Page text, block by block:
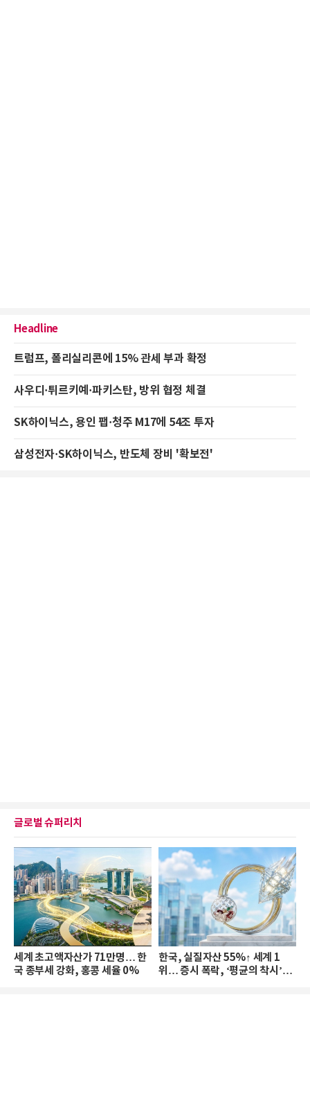
Headline
트럼프, 폴리실리콘에 15% 관세 부과 확정
사우디·튀르키예·파키스탄, 방위 협정 체결
SK하이닉스, 용인 팹·청주 M17에 54조 투자
삼성전자·SK하이닉스, 반도체 장비 '확보전'
글로벌 슈퍼리치
세계 초고액자산가 71만명… 한
국 종부세 강화, 홍콩 세율 0%
한국, 실질자산 55%↑ 세계 1
위… 증시 폭락, ‘평균의 착시’와